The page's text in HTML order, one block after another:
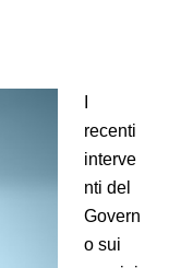
recenti
interve
nti del
Govern
o sui